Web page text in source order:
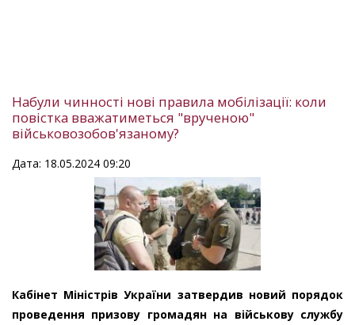
Набули чинності нові правила мобілізації: коли
повістка вважатиметься "врученою"
військовозобов'язаному?
Дата: 18.05.2024 09:20
Кабінет Міністрів України затвердив новий порядок
проведення призову громадян на військову службу